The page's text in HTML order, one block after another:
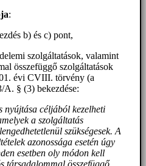
:
b) és c) pont,
szolgáltatások, valamint
összefüggő szolgáltatások
évi CVIII. törvény (a
§ (3) bekezdése:
nyújtása céljából kezelheti
a szolgáltatás
szükségesek. A
azonossága esetén úgy
esetben oly módon kell
társadalommal összefüggő